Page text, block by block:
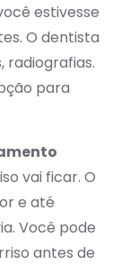
estivesse
O dentista
radiografias.
para
vai ficar. O
e até
Você pode
antes de